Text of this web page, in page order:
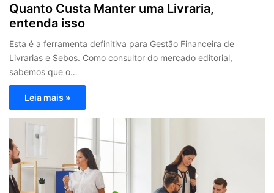
Quanto Custa Manter uma Livraria,
entenda isso
Esta é a ferramenta definitiva para Gestão Financeira de
Livrarias e Sebos. Como consultor do mercado editorial,
sabemos que o…
Leia mais »